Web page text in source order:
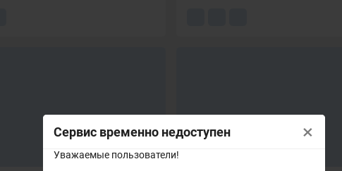
Сервис временно недоступен
Уважаемые пользователи!
×